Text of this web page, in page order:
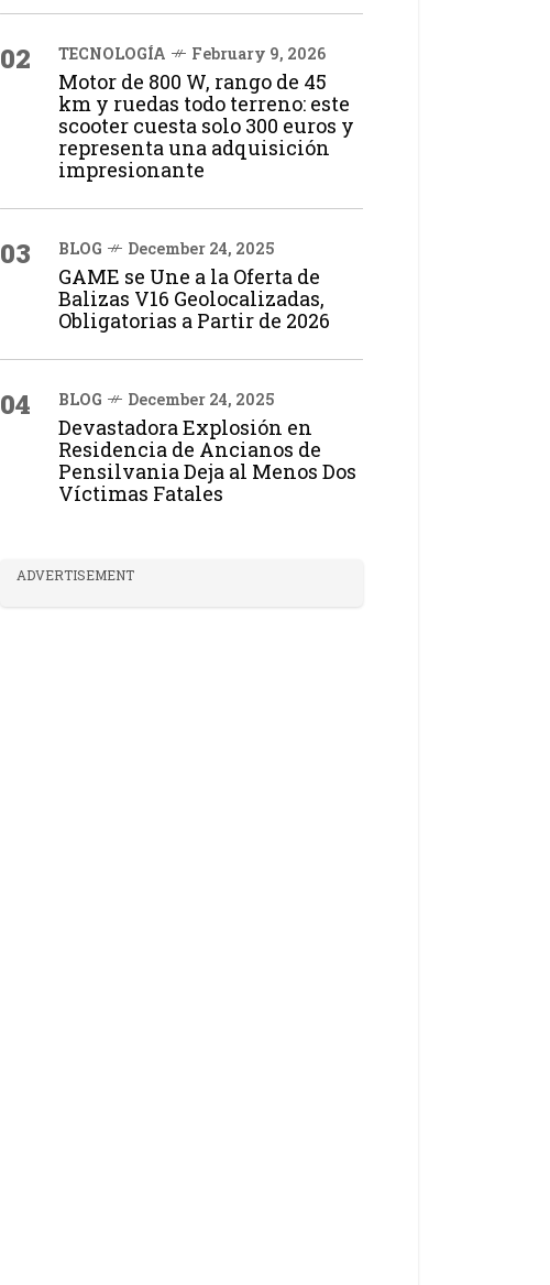
02 TECNOLOGÍA February 9, 2026
Motor de 800 W, rango de 45
km y ruedas todo terreno: este
scooter cuesta solo 300 euros y
representa una adquisición
impresionante
03 BLOG December 24, 2025
GAME se Une a la Oferta de
Balizas V16 Geolocalizadas,
Obligatorias a Partir de 2026
04 BLOG December 24, 2025
Devastadora Explosión en
Residencia de Ancianos de
Pensilvania Deja al Menos Dos
Víctimas Fatales
ADVERTISEMENT